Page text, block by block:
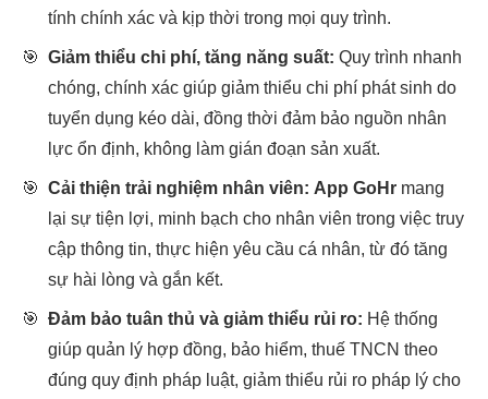
tính chính xác và kịp thời trong mọi quy trình.
🎯 Giảm thiểu chi phí, tăng năng suất: Quy trình nhanh
chóng, chính xác giúp giảm thiểu chi phí phát sinh do
tuyển dụng kéo dài, đồng thời đảm bảo nguồn nhân
lực ổn định, không làm gián đoạn sản xuất.
🎯 Cải thiện trải nghiệm nhân viên: App GoHr mang
lại sự tiện lợi, minh bạch cho nhân viên trong việc truy
cập thông tin, thực hiện yêu cầu cá nhân, từ đó tăng
sự hài lòng và gắn kết.
🎯 Đảm bảo tuân thủ và giảm thiểu rủi ro: Hệ thống
giúp quản lý hợp đồng, bảo hiểm, thuế TNCN theo
đúng quy định pháp luật, giảm thiểu rủi ro pháp lý cho